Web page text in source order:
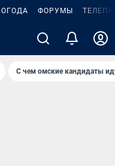
ФОРУМЫ
С чем омские кандидаты